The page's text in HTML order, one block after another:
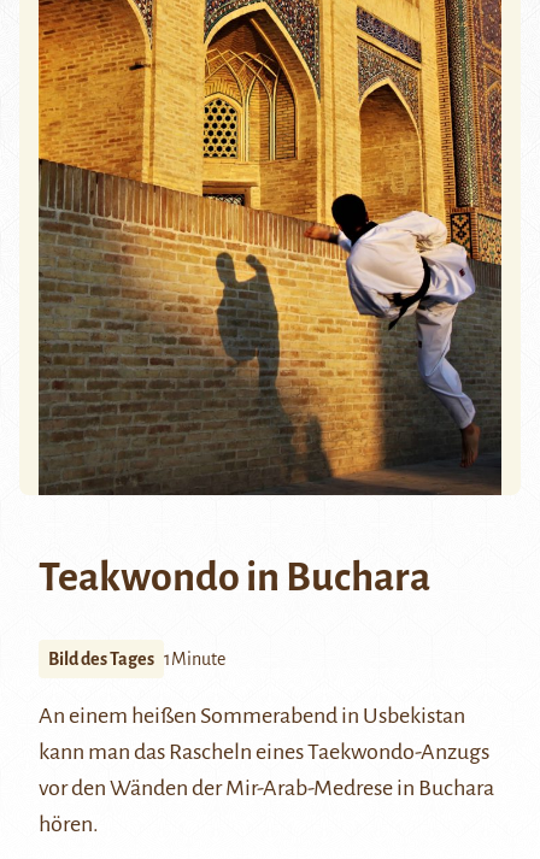
Teakwondo in Buchara
Bild des Tages 1Minute
An einem heißen Sommerabend in Usbekistan
kann man das Rascheln eines Taekwondo-Anzugs
vor den Wänden derMir-Arab-Medrese in Buchara
hören.